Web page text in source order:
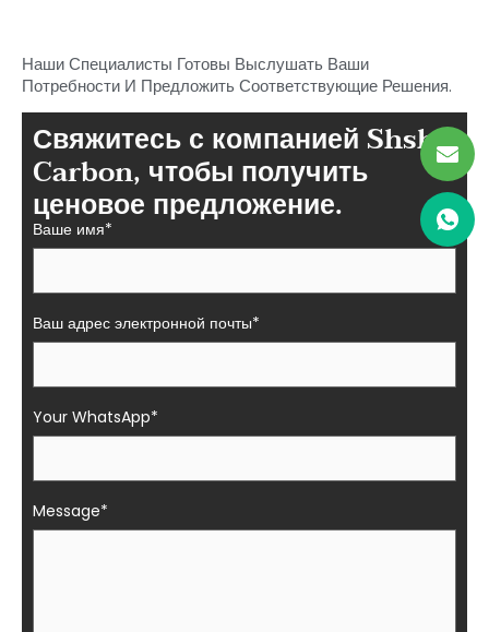
Наши Специалисты Готовы Выслушать Ваши
Потребности И Предложить Соответствующие Решения.
Свяжитесь с компанией Shsha
Carbon, чтобы получить
ценовое предложение.
Ваше имя*
Ваш адрес электронной почты*
Your WhatsApp*
Message*